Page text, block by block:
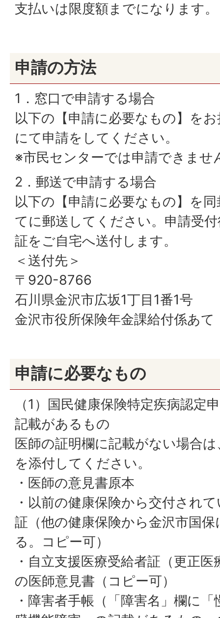
支払いは限度額までになります。
申請の方法
1．窓口で申請する場合
以下の【申請に必要なもの】を
にて申請をしてください。
※市民センターでは申請できませ
2．郵送で申請する場合
以下の【申請に必要なもの】を
てに郵送してください。申請受
証をご自宅へ送付します。
＜送付先＞
〒920-8766
石川県金沢市広坂1丁目1番1号
金沢市役所保険年金課給付係あて
申請に必要なもの
（1）国民健康保険特定疾病認定
記載があるもの
医師の証明欄に記載がない場合
を添付してください。
・医師の意見書原本
・以前の健康保険から交付され
証（他の健康保険から金沢市国
る。コピー可）
・自立支援医療受給者証（更正
の医師意見書（コピー可）
・障害者手帳（「障害名」欄に